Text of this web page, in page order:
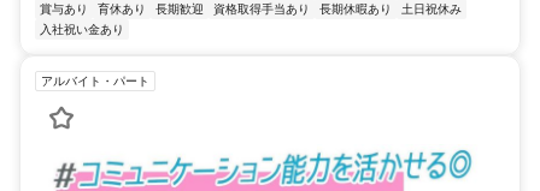
賞与あり
育休あり 長期歓迎 資格取得手当あり 長期休暇あり
土日祝休み
入社祝い金あり
アルバイト・パート